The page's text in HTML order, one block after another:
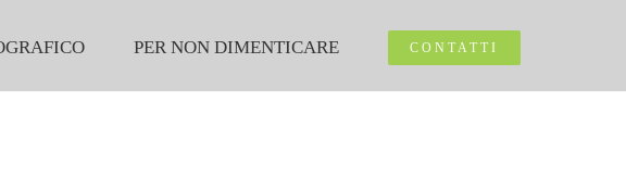
PER NON DIMENTICARE CONTATTI